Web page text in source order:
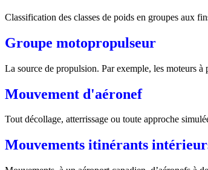
Classification des classes de poids en groupes aux
Groupe motopropulseur
La source de propulsion. Par exemple, les moteurs
Mouvement d'aéronef
Tout décollage, atterrissage ou toute approche
Mouvements itinérants